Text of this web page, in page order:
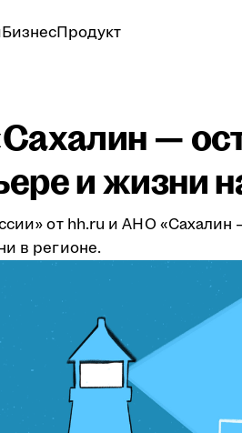
БизнесПродукт
—
и жизни
от hh.ru и АНО
в регионе.